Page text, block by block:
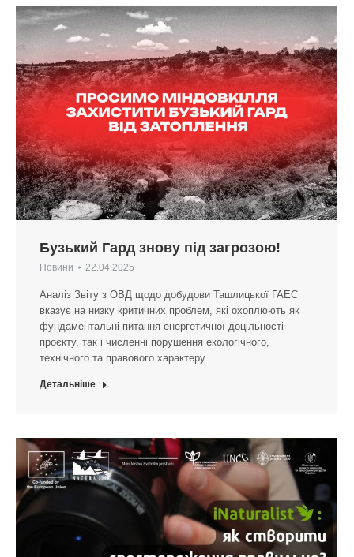
Бузький Гард знову під загрозою!
Новини 22.04.2025
Аналіз Звіту з ОВД щодо добудови Ташлицької ГАЕС
вказує на низку критичних проблем, які охоплюють як
фундаментальні питання енергетичної доцільності
проєкту, так і численні порушення екологічного,
технічного та правового характеру.
Детальніше